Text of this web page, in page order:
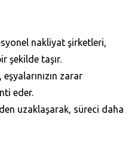
nakliyat şirketleri,
şekilde taşır.
zarar
eder.
uzaklaşarak, süreci daha